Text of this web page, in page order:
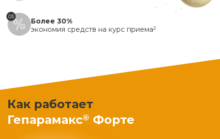
03
Более 30%
экономия средств на курс приема2
Как работает
Гепарамакс® Форте